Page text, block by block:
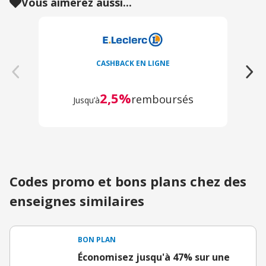
CASHBACK EN LIGNE
Jusqu’à2,5%remboursés
Codes promo et bons plans chez des
enseignes similaires
BON PLAN
Économisez jusqu'à 47% sur une